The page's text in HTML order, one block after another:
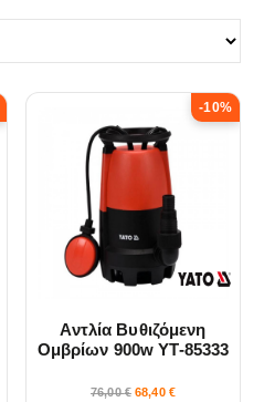
-10%
Αντλία Βυθιζόμενη
Ομβρίων 900w YT-85333
76,00€ 68,40 €